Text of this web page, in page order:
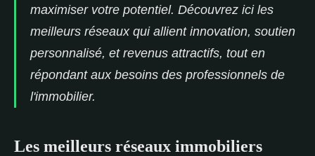
maximiser votre potentiel. Découvrez ici les
meilleurs réseaux qui allient innovation, soutien
personnalisé, et revenus attractifs, tout en
répondant aux besoins des professionnels de
l'immobilier.
Les meilleurs réseaux immobiliers